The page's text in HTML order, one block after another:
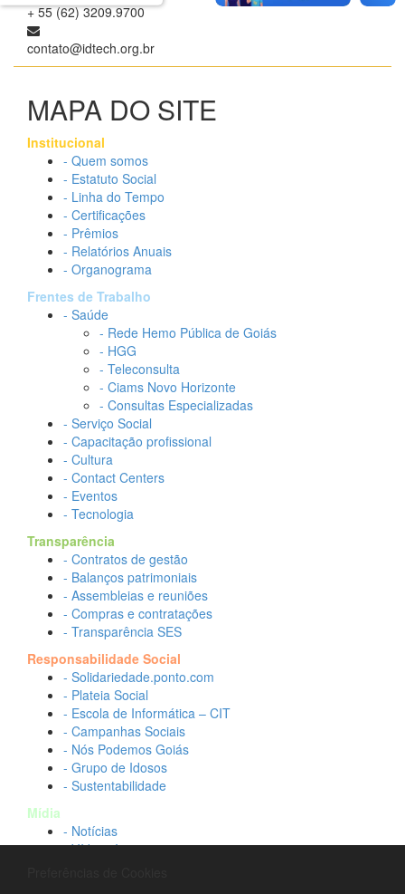
+ 55 (62) 3209.9700
contato@idtech.org.br
MAPA DO SITE
Institucional
- Quem somos
- Estatuto Social
- Linha do Tempo
- Certificações
- Prêmios
- Relatórios Anuais
- Organograma
Frentes de Trabalho
- Saúde
- Rede Hemo Pública de Goiás
- HGG
- Teleconsulta
- Ciams Novo Horizonte
- Consultas Especializadas
- Serviço Social
- Capacitação profissional
- Cultura
- Contact Centers
- Eventos
- Tecnologia
Transparência
- Contratos de gestão
- Balanços patrimoniais
- Assembleias e reuniões
- Compras e contratações
- Transparência SES
Responsabilidade Social
- Solidariedade.ponto.com
- Plateia Social
- Escola de Informática – CIT
- Campanhas Sociais
- Nós Podemos Goiás
- Grupo de Idosos
- Sustentabilidade
Mídia
- Notícias
- Vídeos Institucionais